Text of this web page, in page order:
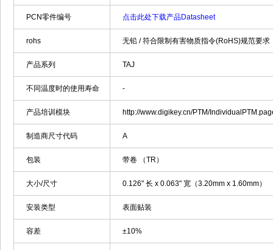
PCN零件编号 点击此处下载产品Datasheet
rohs 无铅 / 符合限制有害物质指令(RoHS)规范要求
产品系列 TAJ
不同温度时的使用寿命 -
产品培训模块 http://www.digikey.cn/PTM/
制造商尺寸代码 A
包装 带卷 （TR）
大小/尺寸 0.126" 长 x 0.063" 宽（3.20mm x 1.60mm）
安装类型 表面贴装
容差 ±10%